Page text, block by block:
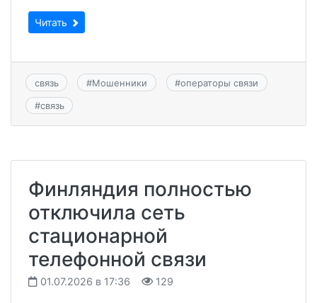
Читать
связь #Мошенники #операторы связи
#связь
Финляндия полностью
отключила сеть
стационарной
телефонной связи
01.07.2026 в 17:36 129